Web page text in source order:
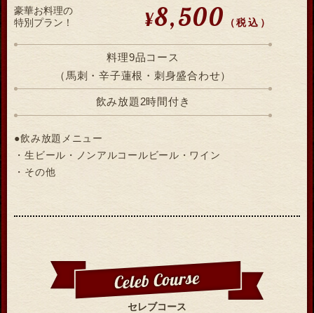
豪華お料理の
特別プラン！
¥8,500 （税込）
料理9品コース
（馬刺・辛子蓮根・刺身盛合わせ）
飲み放題2時間付き
●飲み放題メニュー
・生ビール・ノンアルコールビール・ワイン
・その他
セレブコース